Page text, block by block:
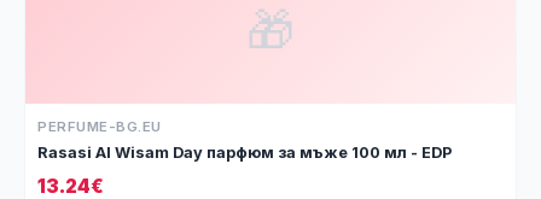
🎁
PERFUME-BG.EU
Rasasi Al Wisam Day парфюм за мъже 100 мл - EDP
13.24€